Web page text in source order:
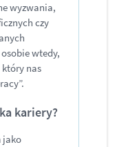
wyzwania,
czy
wtedy,
nas
kariery?
jako